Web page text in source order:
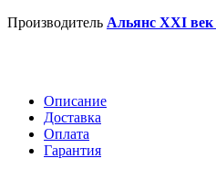
Производитель Альянс XXI век
Описание
Доставка
Оплата
Гарантия